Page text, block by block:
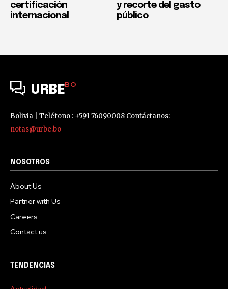
certificación
internacional
y recorte del gasto
público
URBEBO
Bolivia | Teléfono : +591 76090008 Contáctanos:
notas@urbe.bo
NOSOTROS
About Us
Partner with Us
Careers
Contact us
TENDENCIAS